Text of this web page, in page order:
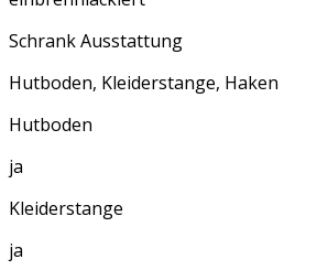
Schrank Ausstattung
Hutboden, Kleiderstange, Haken
Hutboden
ja
Kleiderstange
ja